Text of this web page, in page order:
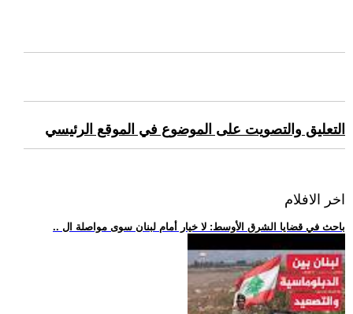
التعليق والتصويت على الموضوع في الموقع الرئيسي
اخر الافلام
.. باحث في قضايا الشرق الأوسط: لا خيار أمام لبنان سوى مواصلة ال